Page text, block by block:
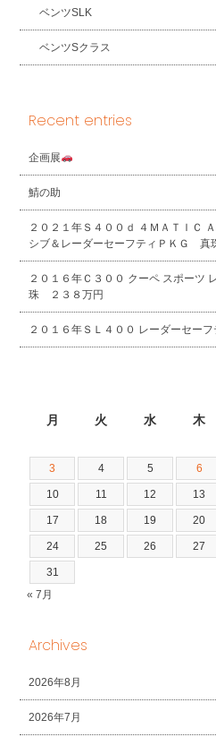
ベンツSLK
ベンツSクラス
Recent entries
企画展
鯖の助
２０２１年Ｓ４００ｄ ４ＭＡＴＩＣ
シブ＆レーダーセーフティＰＫＧ
２０１６年Ｃ３００ クーペ スポー
珠 ２３８万円
２０１６年ＳＬ４００ レーダーセ
月 火 水 木
3 4 5 6
10 11 12 13
17 18 19 20
24 25 26 27
31
« 7月
Archives
2026年8月
2026年7月